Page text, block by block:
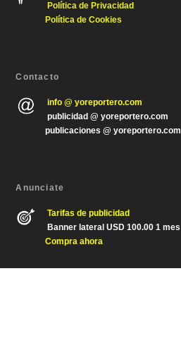
Política de Privacidad
Política de Cookies
Contacto
info @ yoreportero.com
publicidad @ yoreportero.com
publicaciones @ yoreportero.com
Anunciate
Tarifas de publicidad
Banner lateral USD 100.00 1 mes
Compra ahora